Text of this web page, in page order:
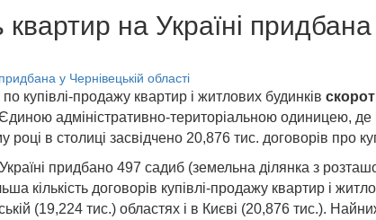
на Україні придбана
по купівлі-продажу квартир і житлових будинків
адміністративно-територіальною одиницею,
році в столиці засвідчено 20,876 тис. договорів
придбано 497 садиб (земельна ділянка з
кількість договорів купівлі-продажу квартир і
(19,224 тис.) областях і в Києві (20,876 тис.).